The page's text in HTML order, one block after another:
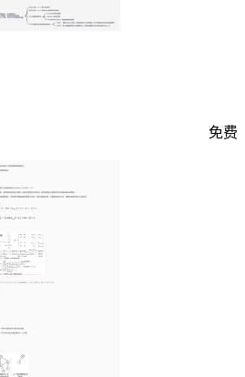
免费